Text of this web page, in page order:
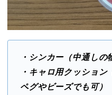
・シンカー（中通しの
・キャロ用クッショ
ペグやビーズでも可）